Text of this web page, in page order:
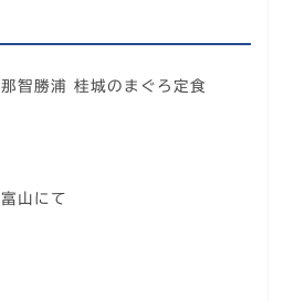
那智勝浦 桂城のまぐろ定食
富山にて